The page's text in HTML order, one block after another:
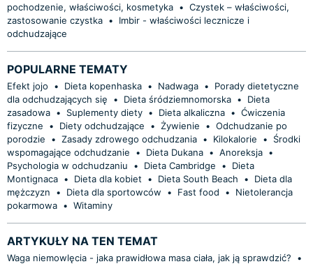
pochodzenie, właściwości, kosmetyka • Czystek – właściwości,
zastosowanie czystka •
Imbir - właściwości lecznicze i
odchudzające
POPULARNE TEMATY
Efekt jojo • Dieta kopenhaska • Nadwaga •
Porady dietetyczne
dla odchudzających się
• Dieta śródziemnomorska •
Dieta
zasadowa • Suplementy diety • Dieta alkaliczna • Ćwiczenia
fizyczne
• Diety odchudzające • Żywienie • Odchudzanie po
porodzie
• Zasady zdrowego odchudzania • Kilokalorie •
Środki
wspomagające odchudzanie
• Dieta Dukana • Anoreksja •
Psychologia w odchudzaniu
• Dieta Cambridge •
Dieta
Montignaca • Dieta dla kobiet • Dieta South Beach •
Dieta dla
mężczyzn
• Dieta dla sportowców • Fast food •
Nietolerancja
pokarmowa • Witaminy
ARTYKUŁY NA TEN TEMAT
Waga niemowlęcia - jaka prawidłowa masa ciała, jak ją sprawdzić?
•